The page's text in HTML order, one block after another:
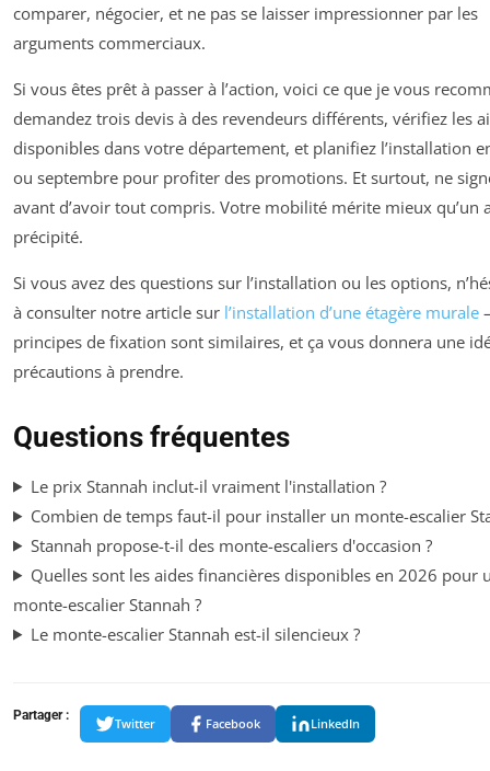
comparer, négocier, et ne pas se laisser impressionner par les
arguments commerciaux.
Si vous êtes prêt à passer à l’action, voici ce que je vous
demandez trois devis à des revendeurs différents, vérifiez les
disponibles dans votre département, et planifiez l’installation
ou septembre pour profiter des promotions. Et surtout, ne
avant d’avoir tout compris. Votre mobilité mérite mieux qu’un
précipité.
Si vous avez des questions sur l’installation ou les options,
à consulter notre article sur l’installation d’une étagère murale
principes de fixation sont similaires, et ça vous donnera une
précautions à prendre.
Questions fréquentes
Le prix Stannah inclut-il vraiment l'installation ?
Combien de temps faut-il pour installer un monte-escalier
Stannah propose-t-il des monte-escaliers d'occasion ?
Quelles sont les aides financières disponibles en 2026 pour
monte-escalier Stannah ?
Le monte-escalier Stannah est-il silencieux ?
Partager :
Twitter Facebook LinkedIn